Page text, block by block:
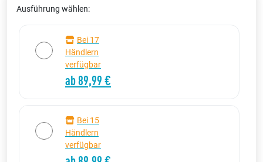
Ausführung wählen:
Bei 17
Händlern
verfügbar
ab 89,99 €
Bei 15
Händlern
verfügbar